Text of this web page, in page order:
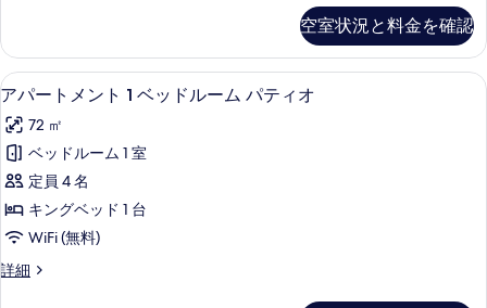
示
す
る
ト
2
ベ
ッ
ド
ル
ー
ム
の
ア
パ
ー
メ
ン
2
ベ
ッ
ド
ル
空室状況と料金を確認
ア
パ
ー
ト
メ
ン
ト
1
高級寝具、ミニバー、セーフティボ
10
アパートメント 1 ベッドルーム パティオ
72 ㎡
ベッドルーム 1 室
定員 4 名
キングベッド 1 台
WiFi (無料)
詳細
ア